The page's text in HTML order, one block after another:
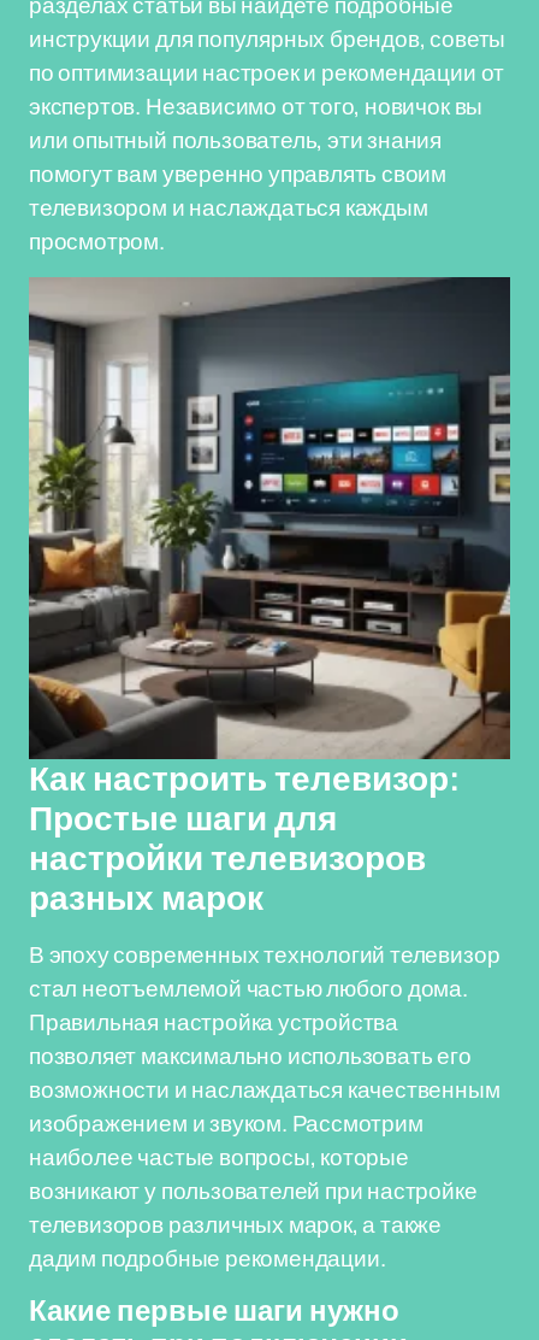
инструкции для популярных брендов, советы
по оптимизации настроек и рекомендации от
экспертов. Независимо от того, новичок вы
или опытный пользователь, эти знания
помогут вам уверенно управлять своим
телевизором и наслаждаться каждым
просмотром.
Как настроить телевизор:
Простые шаги для
настройки телевизоров
разных марок
В эпоху современных технологий телевизор
стал неотъемлемой частью любого дома.
Правильная настройка устройства
позволяет максимально использовать его
возможности и наслаждаться качественным
изображением и звуком. Рассмотрим
наиболее частые вопросы, которые
возникают у пользователей при настройке
телевизоров различных марок, а также
дадим подробные рекомендации.
Какие первые шаги нужно